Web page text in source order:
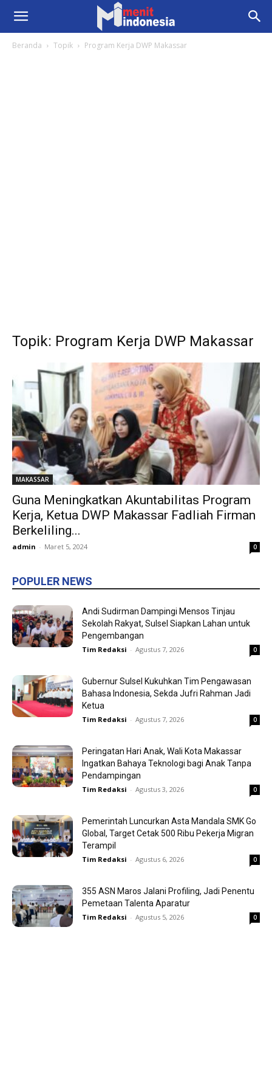
Beranda Topik Program Kerja DWP Makassar
Topik: Program Kerja DWP Makassar
MAKASSAR
Guna Meningkatkan Akuntabilitas Program
Kerja, Ketua DWP Makassar Fadliah Firman
Berkeliling...
admin - Maret 5, 2024 0
POPULER NEWS
Andi Sudirman Dampingi Mensos Tinjau
Sekolah Rakyat, Sulsel Siapkan Lahan untuk
Pengembangan
Tim Redaksi - Agustus 7, 2026 0
Gubernur Sulsel Kukuhkan Tim Pengawasan
Bahasa Indonesia, Sekda Jufri Rahman Jadi
Ketua
Tim Redaksi - Agustus 7, 2026 0
Peringatan Hari Anak, Wali Kota Makassar
Ingatkan Bahaya Teknologi bagi Anak Tanpa
Pendampingan
Tim Redaksi - Agustus 3, 2026 0
Pemerintah Luncurkan Asta Mandala SMK Go
Global, Target Cetak 500 Ribu Pekerja Migran
Terampil
Tim Redaksi - Agustus 6, 2026 0
355 ASN Maros Jalani Profiling, Jadi Penentu
Pemetaan Talenta Aparatur
Tim Redaksi - Agustus 5, 2026 0